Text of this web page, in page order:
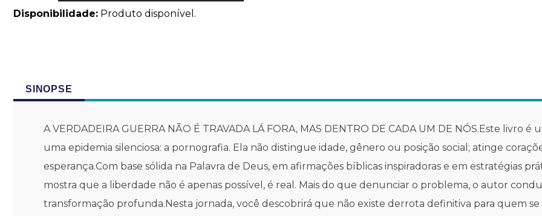
Disponibilidade: Produto disponível.
SINOPSE
A VERDADEIRA GUERRA NÃO É TRAVADA LÁ FORA, MAS DENTRO DE CADA UM DE NÓS.Este
uma epidemia silenciosa: a pornografia. Ela não distingue idade, gênero ou posição social; atinge
esperança.Com base sólida na Palavra de Deus, em afirmações bíblicas inspiradoras e em estratégias
mostra que a liberdade não é apenas possível, é real. Mais do que denunciar o problema, o autor
transformação profunda.Nesta jornada, você descobrirá que não existe derrota definitiva para quem se